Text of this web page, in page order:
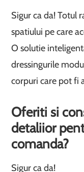
Sigur ca da! Totul
spatiului pe care
O solutie
dressingurile
corpuri care pot fi
Oferiti si
detaliior
comanda?
Sigur ca da!